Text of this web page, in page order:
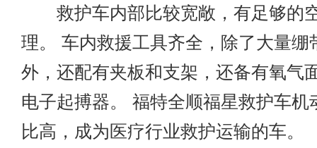
救护车内部比较宽敞，有足够的
理。 车内救援工具齐全，除了大量绷
外，还配有夹板和支架，还备有氧气
电子起搏器。 福特全顺福星救护车机
比高，成为医疗行业救护运输的车。